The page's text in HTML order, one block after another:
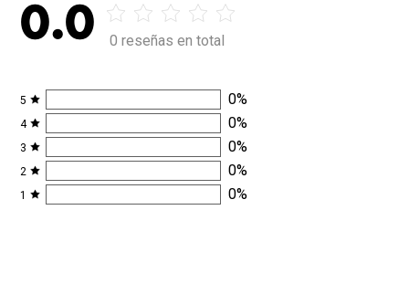
0.0 0 reseñas en total
5 0%
4 0%
3 0%
2 0%
1 0%